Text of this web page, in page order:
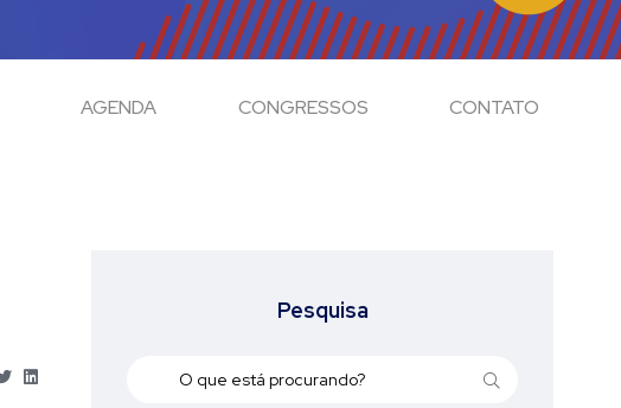
AGENDA CONGRESSOS CONTATO
Pesquisa